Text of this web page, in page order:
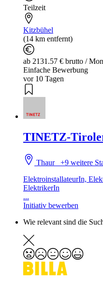
Teilzeit
Kitzbühel
(14 km entfernt)
ab 2131.57 € brutto /
Einfache Bewerbung
vor 10 Tagen
TINETZ-
Thaur+9 weitere
ElektroinstallateurIn,
ElektrikerIn
...
Initiativ bewerben
Wie relevant sind die